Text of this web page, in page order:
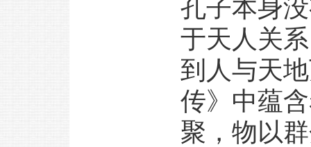
孔子本身
于天人关
到人与天
传》中蕴
聚，物以